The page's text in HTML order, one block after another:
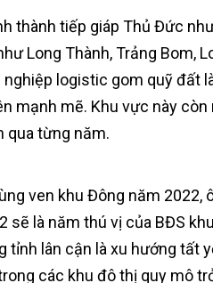
thành tiếp giáp Thủ Đức
Long Thành, Trảng Bom,
logistic gom quỹ đất
mạnh mẽ. Khu vực này
qua từng năm.
ven khu Đông năm 2022,
sẽ là năm thú vị của BĐS
tỉnh lân cận là xu hướng tất
các khu đô thị quy mô